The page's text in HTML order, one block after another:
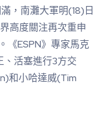
，南灘大軍明(18)日
高度關注再次重申
《ESPN》專家馬克
活塞進行3方交
和小哈達威(Tim